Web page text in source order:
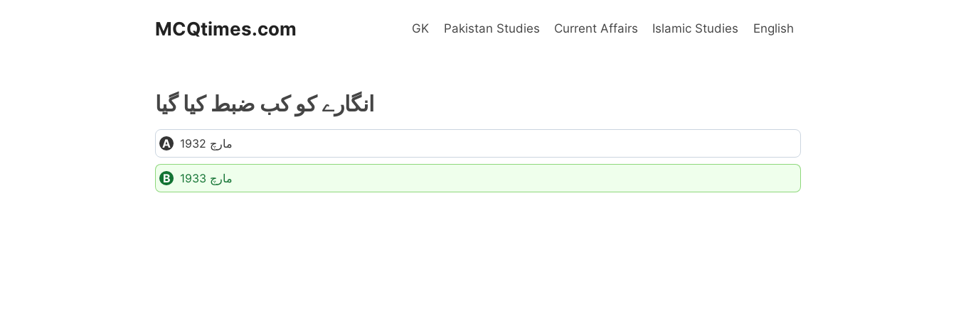
MCQtimes.com GK Pakistan Studies Current Affairs Islamic Studies English
انگارے کو کب ضبط کیا گیا
مارچ 1932
مارچ 1933